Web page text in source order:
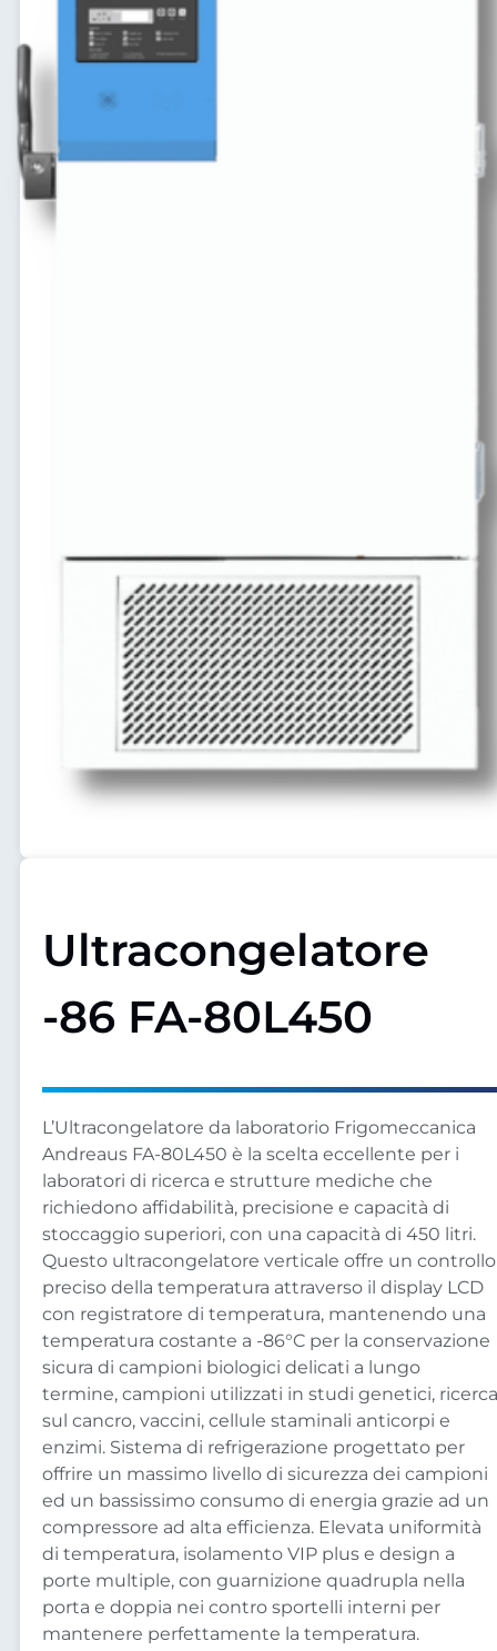
Ultracongelatore
-86 FA-80L450
L’Ultracongelatore da laboratorio Frigomeccanica
Andreaus FA-80L450 è la scelta eccellente per i
laboratori di ricerca e strutture mediche che
richiedono affidabilità, precisione e capacità di
stoccaggio superiori, con una capacità di 450 litri.
Questo ultracongelatore verticale offre un controllo
preciso della temperatura attraverso il display LCD
con registratore di temperatura, mantenendo una
temperatura costante a -86°C per la conservazione
sicura di campioni biologici delicati a lungo
termine, campioni utilizzati in studi genetici, ricerca
sul cancro, vaccini, cellule staminali anticorpi e
enzimi. Sistema di refrigerazione progettato per
offrire un massimo livello di sicurezza dei campioni
ed un bassissimo consumo di energia grazie ad un
compressore ad alta efficienza. Elevata uniformità
di temperatura, isolamento VIP plus e design a
porte multiple, con guarnizione quadrupla nella
porta e doppia nei contro sportelli interni per
mantenere perfettamente la temperatura.